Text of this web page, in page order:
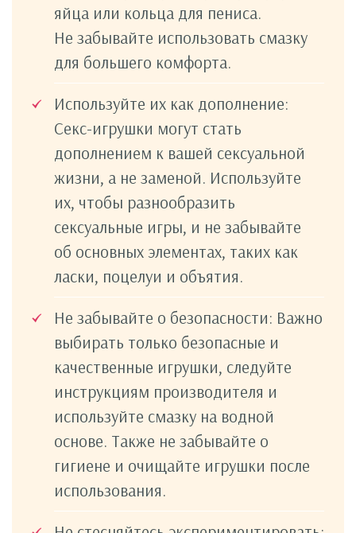
яйца или кольца для пениса.
Не забывайте использовать смазку
для большего комфорта.
Используйте их как дополнение:
Секс-игрушки могут стать
дополнением к вашей сексуальной
жизни, а не заменой. Используйте
их, чтобы разнообразить
сексуальные игры, и не забывайте
об основных элементах, таких как
ласки, поцелуи и объятия.
Не забывайте о безопасности: Важно
выбирать только безопасные и
качественные игрушки, следуйте
инструкциям производителя и
используйте смазку на водной
основе. Также не забывайте о
гигиене и очищайте игрушки после
использования.